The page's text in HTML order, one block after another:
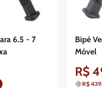
6.5 - 7
Bipé
Móvel
R$
R$